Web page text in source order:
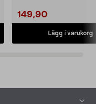
149,90
Lägg i varukorg